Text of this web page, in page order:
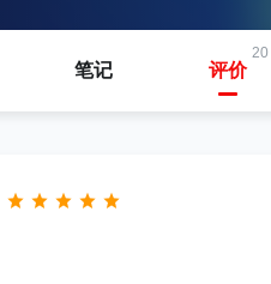
笔记
20
评价